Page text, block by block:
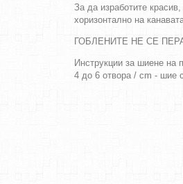
За да изработите
хоризонтално на
ГОБЛЕНИТЕ НЕ СЕ
Инструкции за шиене на
4 до 6 отвора / cm - шие